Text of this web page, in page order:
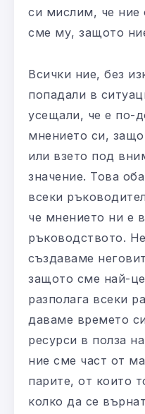
си мислим, че
сме му, защото
Всички ние, без
попадали в
усещали, че е по-
мнението си,
или взето под
значение. Това
всеки
че мнението ни е
ръководството.
създаваме
защото сме най-
разполага всеки
даваме времето
ресурси в полза
ние сме част от
парите, от които
колко да се